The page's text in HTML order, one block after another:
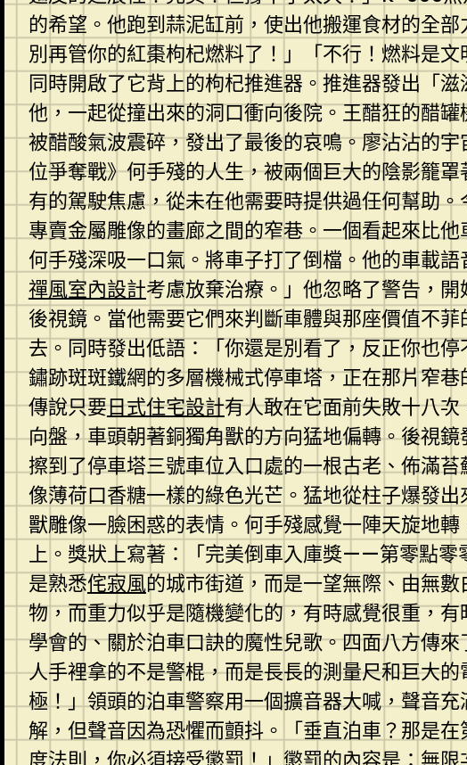
的希望。他跑到蒜泥缸前，使出他搬運食材的全
別再管你的紅棗枸杞燃料了！」「不行！燃料是
同時開啟了它背上的枸杞推進器。推進器發出「
他，一起從撞出來的洞口衝向後院。王醋狂的醋
被醋酸氣波震碎，發出了最後的哀鳴。廖沾沾的
位爭奪戰》何手殘的人生，被兩個巨大的陰影籠
有的駕駛焦慮，從未在他需要時提供過任何幫助
專賣金屬雕像的畫廊之間的窄巷。一個看起來比
何手殘深吸一口氣。將車子打了倒檔。他的車載
禪風室內設計考慮放棄治療。」他忽略了警告，
後視鏡。當他需要它們來判斷車體與那座價值不
去。同時發出低語：「你還是別看了，反正你也
鏽跡斑斑鐵網的多層機械式停車塔，正在那片窄
傳說只要日式住宅設計有人敢在它面前失敗十八
向盤，車頭朝著銅獨角獸的方向猛地偏轉。後視
擦到了停車塔三號車位入口處的一根古老、佈滿
像薄荷口香糖一樣的綠色光芒。猛地從柱子爆發
獸雕像一臉困惑的表情。何手殘感覺一陣天旋地
上。獎狀上寫著：「完美倒車入庫獎——第零點零
是熟悉侘寂風的城市街道，而是一望無際、由無
物，而重力似乎是隨機變化的，有時感覺很重，
學會的、關於泊車口訣的魔性兒歌。四面八方傳
人手裡拿的不是警棍，而是長長的測量尺和巨大
極！」領頭的泊車警察用一個擴音器大喊，聲音
解，但聲音因為恐懼而顫抖。「垂直泊車？那是